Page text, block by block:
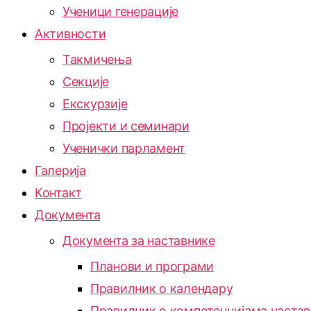
Ученици генерације
Активности
Такмичења
Секције
Екскурзије
Пројекти и семинари
Ученички парламент
Галерија
Контакт
Документа
Документа за наставнике
Планови и програми
Правилник о календару